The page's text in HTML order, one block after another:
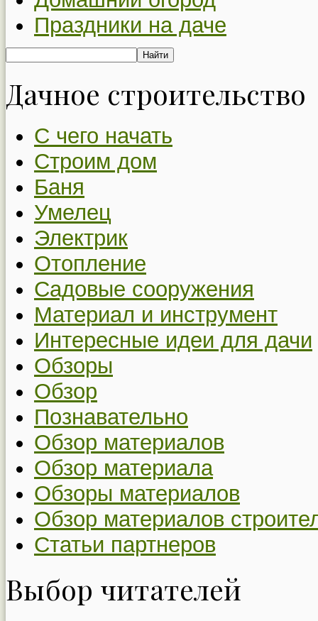
Праздники на даче
Дачное строительство
С чего начать
Строим дом
Баня
Умелец
Электрик
Отопление
Садовые сооружения
Материал и инструмент
Интересные идеи для дачи
Обзоры
Обзор
Познавательно
Обзор материалов
Обзор материала
Обзоры материалов
Обзор материалов
Статьи партнеров
Выбор читателей